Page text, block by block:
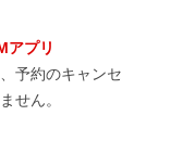
アプリ
予約のキャンセ
せん。